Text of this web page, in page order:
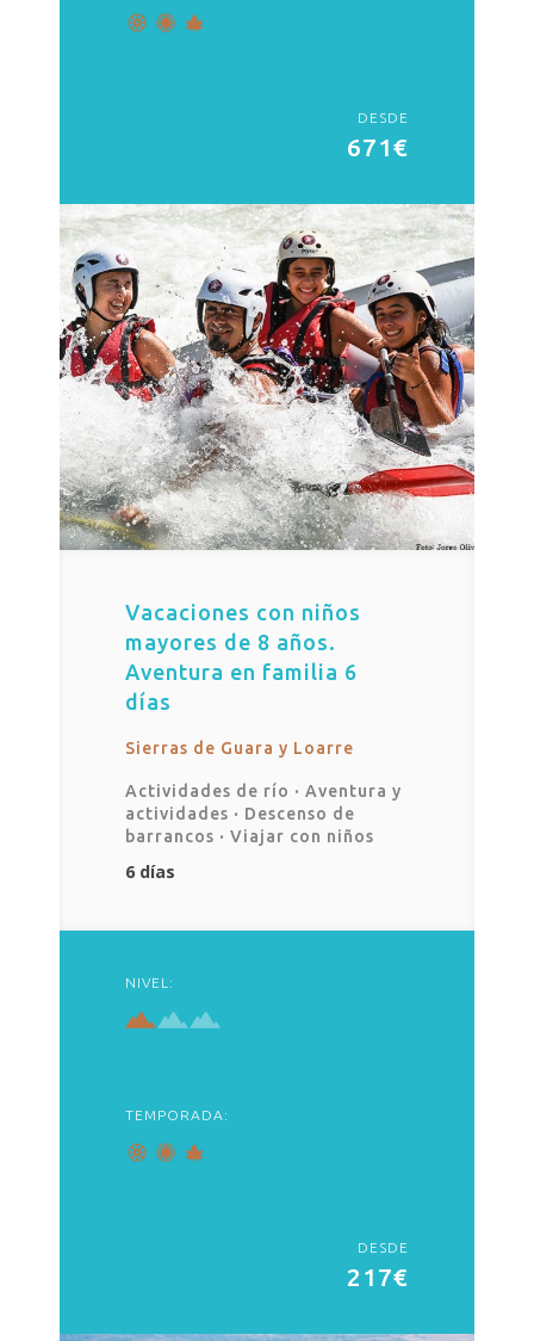
DESDE
671€
Vacaciones con niños
mayores de 8 años.
Aventura en familia 6
días
Sierras de Guara y Loarre
Actividades de río · Aventura y
actividades · Descenso de
barrancos · Viajar con niños
6 días
NIVEL:
TEMPORADA:
DESDE
217€